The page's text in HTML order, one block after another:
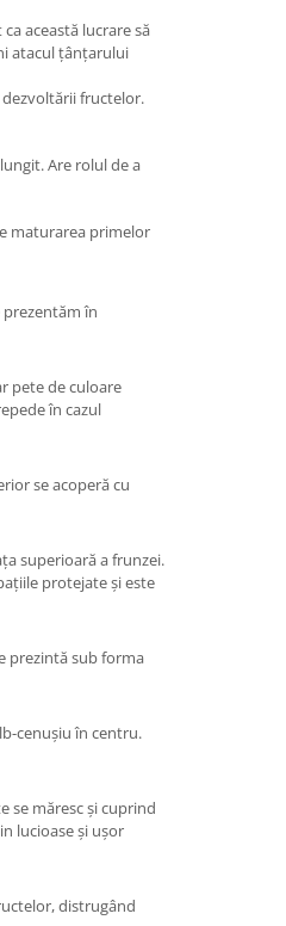
această lucrare să
atacul țânțarului
fructelor.
Are rolul de a
maturarea primelor
în
pete de culoare
în cazul
se acoperă cu
superioară a frunzei.
protejate și este
prezintă sub forma
cenușiu în centru.
se măresc și cuprind
lucioase și ușor
distrugând